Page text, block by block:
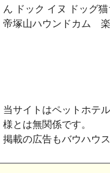
ん ドック イヌ ドッグ
帝塚山ハウンドカム
当サイトはペットホテ
様とは無関係です。
掲載の広告もバウハウ